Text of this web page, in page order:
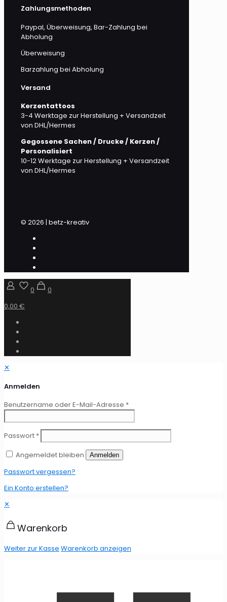
Zahlungsmethoden
Paypal, Überweisung, Bar-Zahlung bei
Abholung
Überweisung
Barzahlung bei Abholung
Versand
Kerzentattoos
3-4 Werktage zur Herstellung + Versandzeit
von DHL/Hermes
Gegossene Sachen / Drucke / Kerzen /
Personalisiert
10-12 Werktage zur Herstellung + Versandzeit
von DHL/Hermes
© 2026 | betz-kreativ
0
0
0,00 €
✕
Anmelden
Benutzername oder E-Mail-Adresse *
Passwort *
Angemeldet bleiben
Anmelden
Passwort vergessen?
Ein Konto erstellen?
✕
Warenkorb
Weiter zur Kasse Warenkorb anzeigen